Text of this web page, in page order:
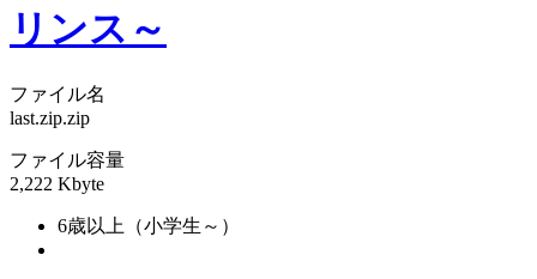
リンス～
ファイル名
last.zip.zip
ファイル容量
2,222 Kbyte
6歳以上（小学生～）